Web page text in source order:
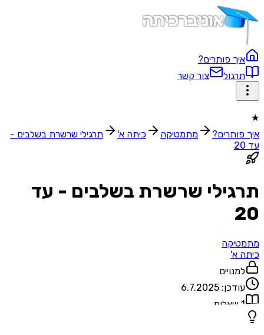
איך פותרים?
תרגול
צור קשר
★
איך פותרים?
מתמטיקה כיתה א'
תרגילי שרשרת בשלבים -
עד 20
תרגילי שרשרת בשלבים - עד
20
מתמטיקה
כיתה א'
למנויים
עודכן: 6.7.2025
1 שאלות